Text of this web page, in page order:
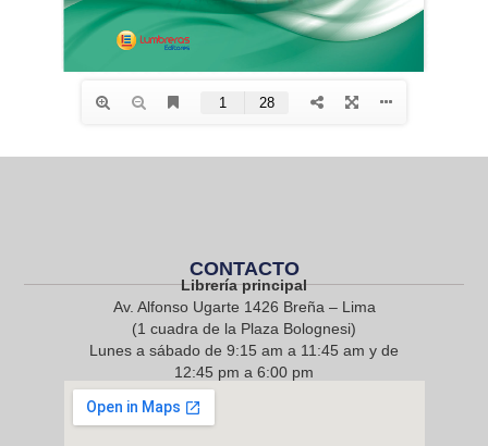
CONTACTO
Librería principal
Av. Alfonso Ugarte 1426 Breña – Lima
(1 cuadra de la Plaza Bolognesi)
Lunes a sábado de 9:15 am a 11:45 am y de
12:45 pm a 6:00 pm
968 217 912